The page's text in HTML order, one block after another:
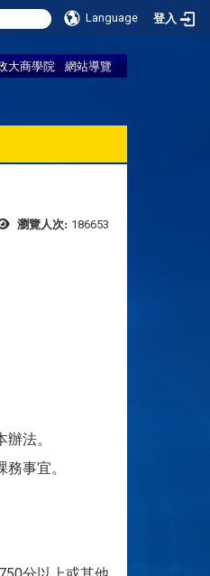
Language 登入
大商學院 網站導覽
瀏覽人次: 186653
法。
事宜。